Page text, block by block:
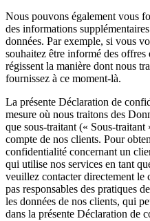
Nous pouvons également vous
des informations
données. Par exemple, si vous
souhaitez être informé des
régissent la manière dont nous
fournissez à ce moment-là.
La présente Déclaration de
mesure où nous traitons des
que sous-traitant (« Sous-
compte de nos clients. Pour
confidentialité concernant un
qui utilise nos services en tant
veuillez contacter directement le
pas responsables des pratiques
les données de nos clients, qui
dans la présente Déclaration de